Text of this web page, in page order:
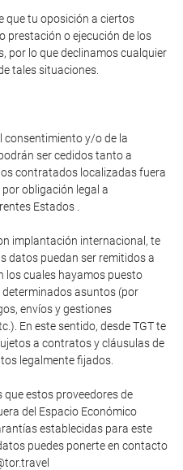
que tu oposición a ciertos
prestación o ejecución de los
por lo que declinamos cualquier
tales situaciones.
consentimiento y/o de la
ser cedidos tanto a
contratados localizadas fuera
obligación legal a
Estados .
implantación internacional, te
datos puedan ser remitidos a
los cuales hayamos puesto
asuntos (por
envíos y gestiones
En este sentido, desde TGT te
a contratos y cláusulas de
legalmente fijados.
estos proveedores de
del Espacio Económico
establecidas para este
puedes ponerte en contacto